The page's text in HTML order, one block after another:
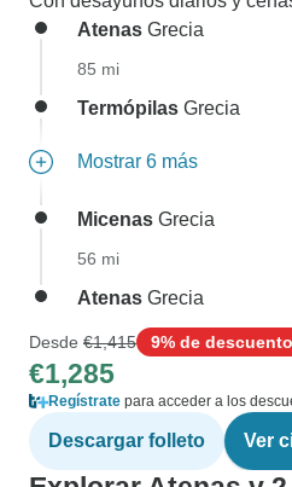
Atenas Grecia
85 mi
Termópilas Grecia
Mostrar 6 más
Micenas Grecia
56 mi
Atenas Grecia
Desde €1,415 9% de descuento
€1,285
Regístrate para acceder a los
Descargar folleto Ver